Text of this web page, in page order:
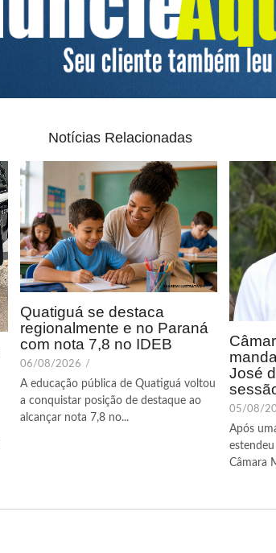
Notícias Relacionadas
Quatiguá se destaca
regionalmente e no Paraná
com nota 7,8 no IDEB
06/08/2026 /
A educação pública de Quatiguá voltou
a conquistar posição de destaque ao
alcançar nota 7,8 no...
José
05/08/
Após
Câmara